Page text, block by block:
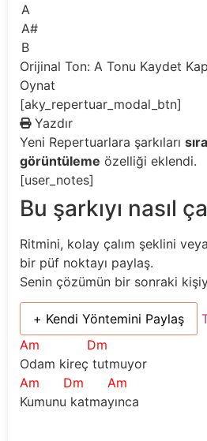
A
A#
B
Orijinal Ton: A Tonu Kaydet
Oynat
[aky_repertuar_modal_btn]
Yazdır
Yeni Repertuarlara şarkıları
görüntüleme özelliği eklendi.
[user_notes]
Bu şarkıyı nasıl
Ritmini, kolay çalım şeklini
bir püf noktayı paylaş.
Senin çözümün bir sonraki
+ Kendi Yöntemini Paylaş
Am
Dm
Odam kireç tutmuyor
Am
Dm
Am
Kumunu katmayınca